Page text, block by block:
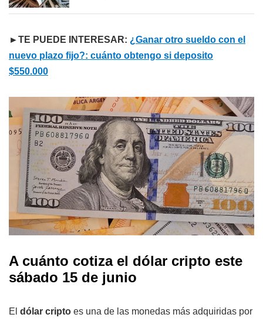
►TE PUEDE INTERESAR: ¿Ganar otro sueldo con el
nuevo plazo fijo?: cuánto obtengo si deposito
$550.000
A cuánto cotiza el dólar cripto este
sábado 15 de junio
El dólar cripto es una de las monedas más adquiridas por